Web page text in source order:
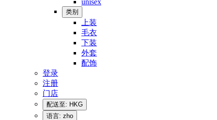
unisex
类别
上装
毛衣
下装
外套
配饰
登录
注册
门店
配送至: HKG
语言: zho